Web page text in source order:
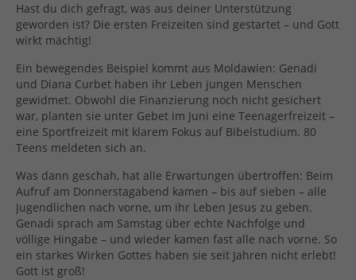
Hast du dich gefragt, was aus deiner Unterstützung
geworden ist? Die ersten Freizeiten sind gestartet – und Gott
wirkt mächtig!
Ein bewegendes Beispiel kommt aus Moldawien: Genadi
und Diana Curbet haben ihr Leben jungen Menschen
gewidmet. Obwohl die Finanzierung noch nicht gesichert
war, planten sie unter Gebet im Juni eine Teenagerfreizeit –
eine Sportfreizeit mit klarem Fokus auf Bibelstudium. 80
Teens meldeten sich an.
Was dann geschah, hat alle Erwartungen übertroffen: Beim
Aufruf am Donnerstagabend kamen – bis auf sieben – alle
Jugendlichen nach vorne, um ihr Leben Jesus zu geben.
Genadi sprach am Samstag über echte Nachfolge und
völlige Hingabe – und wieder kamen fast alle nach vorne. So
ein starkes Wirken Gottes haben sie seit Jahren nicht erlebt!
Gott ist groß!